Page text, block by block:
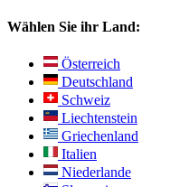
Wählen Sie ihr Land:
Österreich
Deutschland
Schweiz
Liechtenstein
Griechenland
Italien
Niederlande